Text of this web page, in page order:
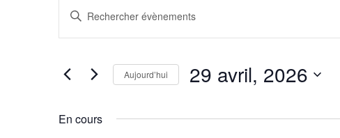
for
29
2026
et
navigation
vues
Évènements
Saisir
mot-
clé.
Évènements
clé.
Aujourd’hui 29 avril, 2026
En cours